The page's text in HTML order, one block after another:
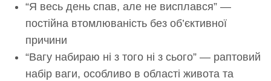
“Я весь день спав, але не висплався” —
постійна втомлюваність без об’єктивної
причини
“Вагу набираю ні з того ні з сього” — раптовий
набір ваги, особливо в області живота та